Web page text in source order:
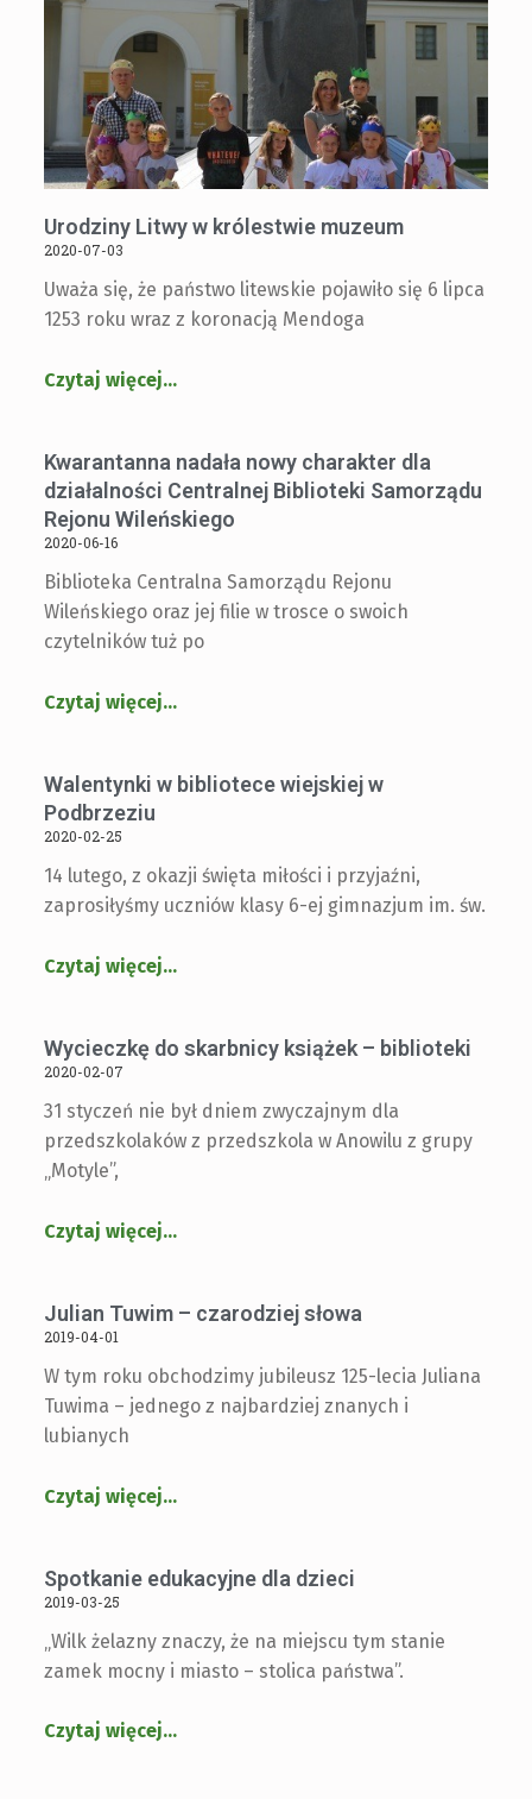
Urodziny Litwy w królestwie muzeum
2020-07-03
Uważa się, że państwo litewskie pojawiło się 6 lipca
1253 roku wraz z koronacją Mendoga
Czytaj więcej…
Kwarantanna nadała nowy charakter dla
działalności Centralnej Biblioteki Samorządu
Rejonu Wileńskiego
2020-06-16
Biblioteka Centralna Samorządu Rejonu
Wileńskiego oraz jej filie w trosce o swoich
czytelników tuż po
Czytaj więcej…
Walentynki w bibliotece wiejskiej w
Podbrzeziu
2020-02-25
14 lutego, z okazji święta miłości i przyjaźni,
zaprosiłyśmy uczniów klasy 6-ej gimnazjum im. św.
Czytaj więcej…
Wycieczkę do skarbnicy książek – biblioteki
2020-02-07
31 styczeń nie był dniem zwyczajnym dla
przedszkolaków z przedszkola w Anowilu z grupy
„Motyle”,
Czytaj więcej…
Julian Tuwim – czarodziej słowa
2019-04-01
W tym roku obchodzimy jubileusz 125-lecia Juliana
Tuwima – jednego z najbardziej znanych i
lubianych
Czytaj więcej…
Spotkanie edukacyjne dla dzieci
2019-03-25
„Wilk żelazny znaczy, że na miejscu tym stanie
zamek mocny i miasto – stolica państwa”.
Czytaj więcej…